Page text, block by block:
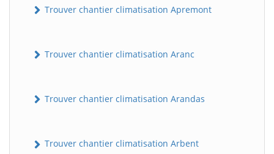
Trouver chantier climatisation Apremont
Trouver chantier climatisation Aranc
Trouver chantier climatisation Arandas
Trouver chantier climatisation Arbent